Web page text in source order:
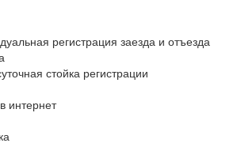
регистрация заезда и отъезда
стойка регистрации
интернет